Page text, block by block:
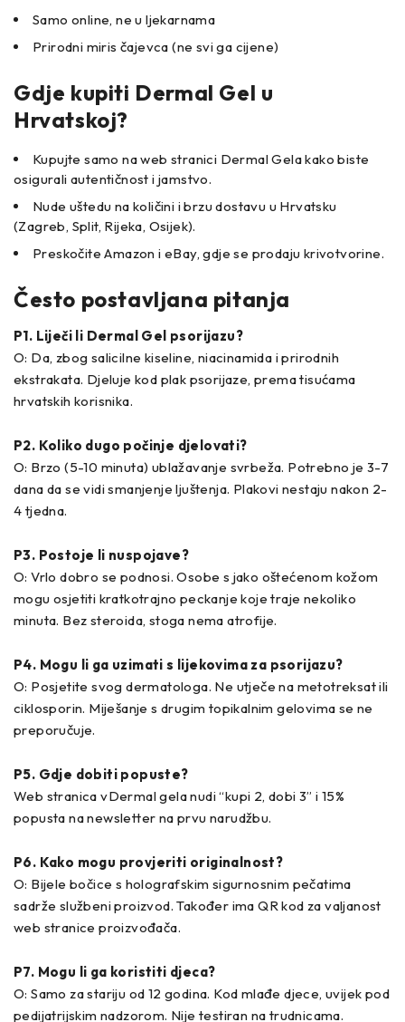
Samo online, ne u ljekarnama
Prirodni miris čajevca (ne svi ga cijene)
Gdje kupiti Dermal Gel u
Hrvatskoj?
Kupujte samo na web stranici Dermal Gela kako biste
osigurali autentičnost i jamstvo.
Nude uštedu na količini i brzu dostavu u Hrvatsku
(Zagreb, Split, Rijeka, Osijek).
Preskočite Amazon i eBay, gdje se prodaju krivotvorine.
Često postavljana pitanja
P1. Liječi li Dermal Gel psorijazu?
O: Da, zbog salicilne kiseline, niacinamida i prirodnih
ekstrakata. Djeluje kod plak psorijaze, prema tisućama
hrvatskih korisnika.
P2. Koliko dugo počinje djelovati?
O: Brzo (5-10 minuta) ublažavanje svrbeža. Potrebno je 3-7
dana da se vidi smanjenje ljuštenja. Plakovi nestaju nakon 2-
4 tjedna.
P3. Postoje li nuspojave?
O: Vrlo dobro se podnosi. Osobe s jako oštećenom kožom
mogu osjetiti kratkotrajno peckanje koje traje nekoliko
minuta. Bez steroida, stoga nema atrofije.
P4. Mogu li ga uzimati s lijekovima za psorijazu?
O: Posjetite svog dermatologa. Ne utječe na metotreksat ili
ciklosporin. Miješanje s drugim topikalnim gelovima se ne
preporučuje.
P5. Gdje dobiti popuste?
Web stranica vDermal gela nudi “kupi 2, dobi 3” i 15%
popusta na newsletter na prvu narudžbu.
P6. Kako mogu provjeriti originalnost?
O: Bijele bočice s holografskim sigurnosnim pečatima
sadrže službeni proizvod. Također ima QR kod za valjanost
web stranice proizvođača.
P7. Mogu li ga koristiti djeca?
O: Samo za stariju od 12 godina. Kod mlađe djece, uvijek pod
pedijatrijskim nadzorom. Nije testiran na trudnicama.